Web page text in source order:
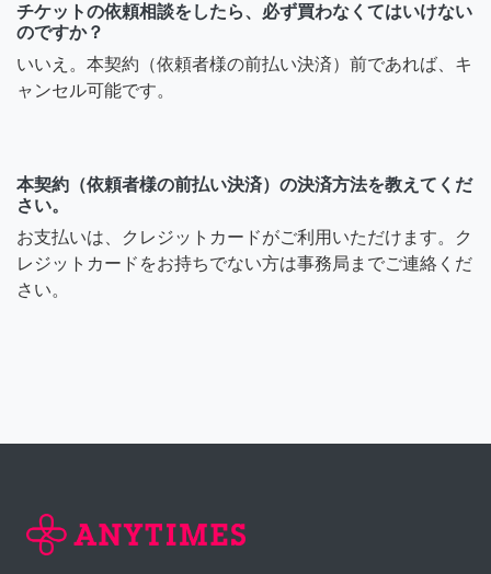
チケットの依頼相談をしたら、必ず買わなくてはいけない
のですか？
いいえ。本契約（依頼者様の前払い決済）前であれば、キ
ャンセル可能です。
本契約（依頼者様の前払い決済）の決済方法を教えてくだ
さい。
お支払いは、クレジットカードがご利用いただけます。ク
レジットカードをお持ちでない方は事務局までご連絡くだ
さい。